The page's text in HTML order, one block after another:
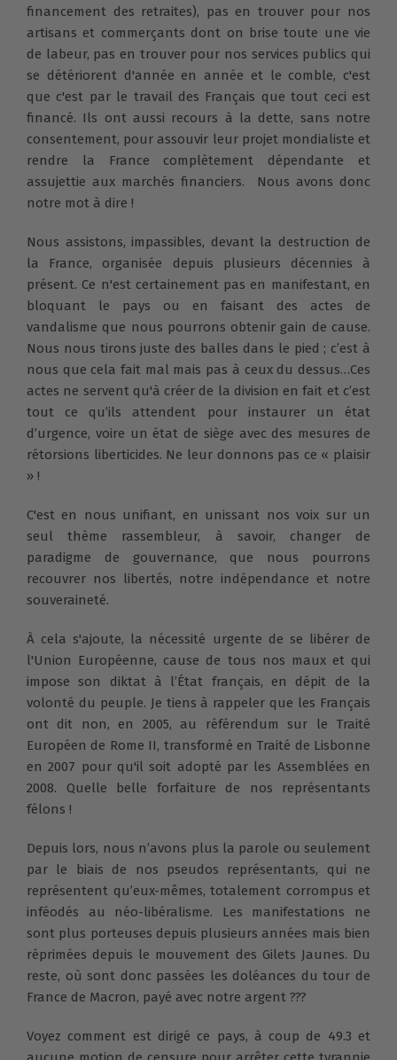
financement des retraites), pas en trouver pour nos
artisans et commerçants dont on brise toute une vie
de labeur, pas en trouver pour nos services publics qui
se détériorent d'année en année et le comble, c'est
que c'est par le travail des Français que tout ceci est
financé. Ils ont aussi recours à la dette, sans notre
consentement, pour assouvir leur projet mondialiste et
rendre la France complètement dépendante et
assujettie aux marchés financiers. Nous avons donc
notre mot à dire !
Nous assistons, impassibles, devant la destruction de
la France, organisée depuis plusieurs décennies à
présent. Ce n'est certainement pas en manifestant, en
bloquant le pays ou en faisant des actes de
vandalisme que nous pourrons obtenir gain de cause.
Nous nous tirons juste des balles dans le pied ; c’est à
nous que cela fait mal mais pas à ceux du dessus…Ces
actes ne servent qu'à créer de la division en fait et c’est
tout ce qu’ils attendent pour instaurer un état
d’urgence, voire un état de siège avec des mesures de
rétorsions liberticides. Ne leur donnons pas ce « plaisir
» !
C'est en nous unifiant, en unissant nos voix sur un
seul thème rassembleur, à savoir, changer de
paradigme de gouvernance, que nous pourrons
recouvrer nos libertés, notre indépendance et notre
souveraineté.
À cela s'ajoute, la nécessité urgente de se libérer de
l'Union Européenne, cause de tous nos maux et qui
impose son diktat à l’État français, en dépit de la
volonté du peuple. Je tiens à rappeler que les Français
ont dit non, en 2005, au référendum sur le Traité
Européen de Rome II, transformé en Traité de Lisbonne
en 2007 pour qu'il soit adopté par les Assemblées en
2008. Quelle belle forfaiture de nos représentants
félons !
Depuis lors, nous n’avons plus la parole ou seulement
par le biais de nos pseudos représentants, qui ne
représentent qu’eux-mêmes, totalement corrompus et
inféodés au néo-libéralisme. Les manifestations ne
sont plus porteuses depuis plusieurs années mais bien
réprimées depuis le mouvement des Gilets Jaunes. Du
reste, où sont donc passées les doléances du tour de
France de Macron, payé avec notre argent ???
Voyez comment est dirigé ce pays, à coup de 49.3 et